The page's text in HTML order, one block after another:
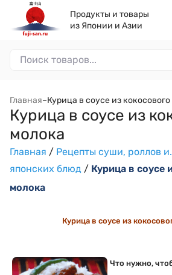
Продукты и товары
из Японии и Азии
Главная–Курица в соусе из
Курица в соусе из
молока
Главная / Рецепты суши, роллов
японских блюд / Курица в соусе
молока
Курица в соусе из
Что нужно,